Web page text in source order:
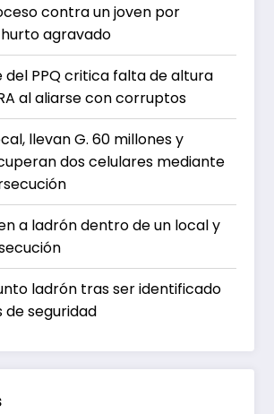
contra un joven por
agravado
del PPQ critica falta de altura
al aliarse con corruptos
llevan G. 60 millones y
dos celulares mediante
a ladrón dentro de un local y
ladrón tras ser identificado
seguridad